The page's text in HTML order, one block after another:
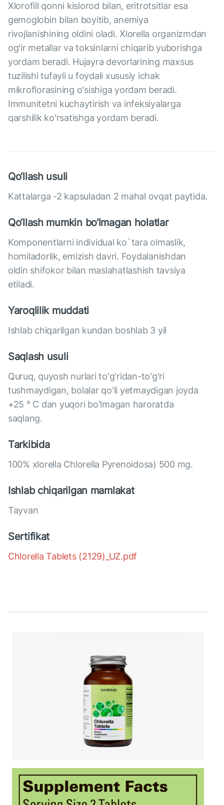
Xlorofill qonni kislorod bilan, eritrotsitlar esa
gemoglobin bilan boyitib, anemiya
rivojlanishining oldini oladi. Xlorella organizmdan
og'ir metallar va toksinlarni chiqarib yuborishga
yordam beradi. Hujayra devorlarining maxsus
tuzilishi tufayli u foydali xususiy ichak
mikroflorasining o'sishiga yordam beradi.
Immunitetni kuchaytirish va infeksiyalarga
qarshilik ko'rsatishga yordam beradi.
Qo‘llash usuli
Kattalarga -2 kapsuladan 2 mahal ovqat paytida.
Qo‘llash mumkin bo‘lmagan holatlar
Komponentlarni individual ko`tara olmaslik,
homiladorlik, emizish davri. Foydalanishdan
oldin shifokor bilan maslahatlashish tavsiya
etiladi.
Yaroqlilik muddati
Ishlab chiqarilgan kundan boshlab 3 yil
Saqlash usuli
Quruq, quyosh nurlari to'g'ridan-to'g'ri
tushmaydigan, bolalar qo'li yetmaydigan joyda
+25 ° C dan yuqori bo'lmagan haroratda
saqlang.
Tarkibida
100% xlorella Chlorella Pyrenoidosa) 500 mg.
Ishlab chiqarilgan mamlakat
Tayvan
Sertifikat
Chlorella Tablets (2129)_UZ.pdf